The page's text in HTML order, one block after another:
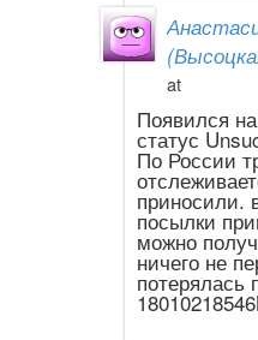
at
Появился
статус
По России
приносили.
посылки
можно
ничего не
потерялась